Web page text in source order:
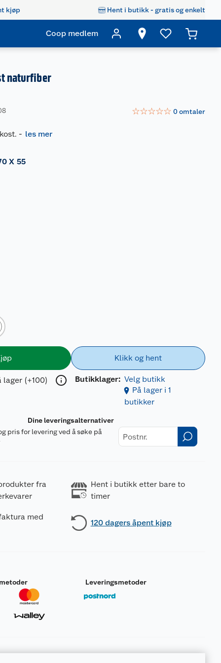
kjøp Hent i butikk - gratis og enkelt
Coop medlem
naturfiber
☆☆☆☆☆ 0omtaler
- les mer
X 55
lager (+100)
Klikk og hent
Butikklager: Velg butikk
På lager i 1
butikker
Dine leveringsalternativer
pris for levering ved å søke på
fra
Hent i butikk etter bare to
timer
med
120 dagers åpent kjøp
Leveringsmetoder